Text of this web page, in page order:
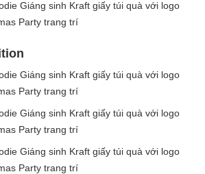
Giáng sinh Kraft giấy túi quà với logo
Party trang trí
Giáng sinh Kraft giấy túi quà với logo
Party trang trí
Giáng sinh Kraft giấy túi quà với logo
Party trang trí
Giáng sinh Kraft giấy túi quà với logo
Party trang trí